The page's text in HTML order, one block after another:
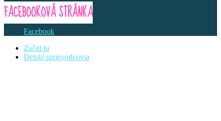
FACEBOOKOVÁ STRÁNKA
Facebook
Začni tu
Detskí sprievodcovia